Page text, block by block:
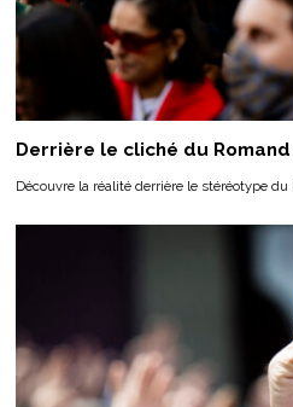
Derrière le cliché du
Découvre la réalité derrière le stéréotype du